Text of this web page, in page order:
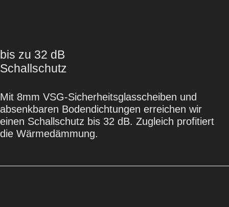
bis zu 32 dB
Schallschutz
Mit 8mm VSG-Sicherheitsglasscheiben und
absenkbaren Bodendichtungen erreichen wir
einen Schallschutz bis 32 dB. Zugleich profitiert
die Wärmedämmung.